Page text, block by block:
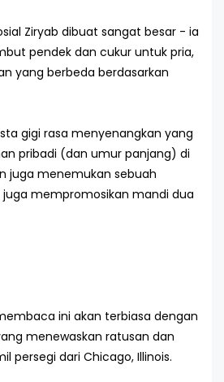
Ziryab dibuat sangat besar - ia
pendek dan cukur untuk pria,
yang berbeda berdasarkan
gigi rasa menyenangkan yang
pribadi (dan umur panjang) di
juga menemukan sebuah
juga mempromosikan mandi dua
ini akan terbiasa dengan
menewaskan ratusan dan
persegi dari Chicago, Illinois.